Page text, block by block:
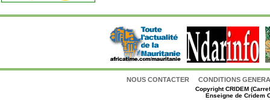
NOUS CONTACTER CONDITIONS
CopyrightCRIDEM
Enseigne de Cridem